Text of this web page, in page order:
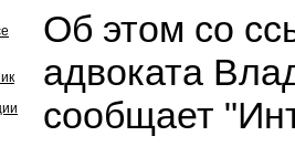
Об этом со
адвоката
сообщает